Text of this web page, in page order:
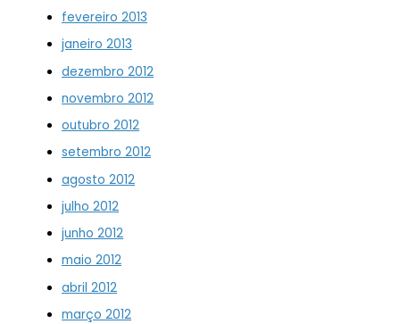
fevereiro 2013
janeiro 2013
dezembro 2012
novembro 2012
outubro 2012
setembro 2012
agosto 2012
julho 2012
junho 2012
maio 2012
abril 2012
março 2012